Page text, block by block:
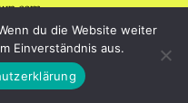
.
du die Website weiter
Einverständnis aus.